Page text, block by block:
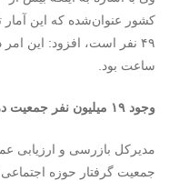
کشور عنوان‌شده که این آمار
ساعت بود.
وجود ۱۹ میلیون نفر جمعیت در هزار و ۱۰۰ محله ناکارآمد
مدیرکل بازرسی و ارزیابی
جمعیت گرفتار حوزه